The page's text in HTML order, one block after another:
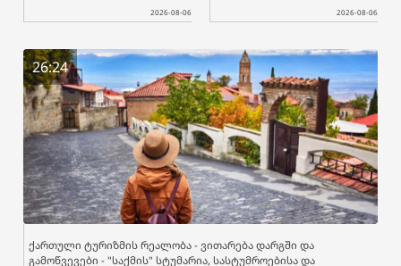
2026-08-06
2026-08-06
26:24
ქართული ტურიზმის რეალობა - ვითარება დარგში და
გამოწვევები - "საქმის" სტუმარია, სასტუმროებისა და